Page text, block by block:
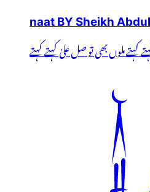
naat BY Sheikh
کہتے ملوں بھی تو صل علیٰ کہتے کہتے